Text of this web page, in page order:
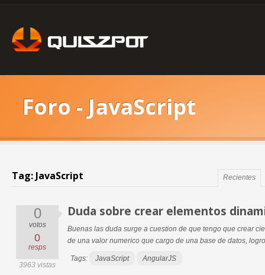
Foro - JavaScript
Tag: JavaScript Recientes
0
votos
0
resps
3963 vistas
Duda sobre crear elementos
Buenas las duda surge a cuestion de que tengo que crear
de una valor numerico que cargo de una base de datos,
Tags: JavaScript AngularJS